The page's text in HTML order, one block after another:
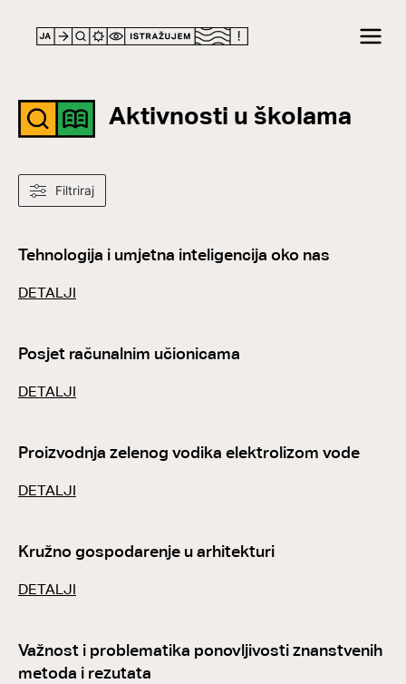
Aktivnosti u školama
Filtriraj
Tehnologija i umjetna inteligencija oko nas
DETALJI
Posjet računalnim učionicama
DETALJI
Proizvodnja zelenog vodika elektrolizom vode
DETALJI
Kružno gospodarenje u arhitekturi
DETALJI
Važnost i problematika ponovljivosti znanstvenih
metoda i rezutata